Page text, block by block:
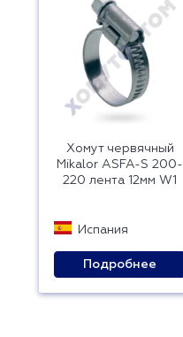
Хомут червячный
Mikalor ASFA-S 200-
220 лента 12мм W1
Испания
Подробнее